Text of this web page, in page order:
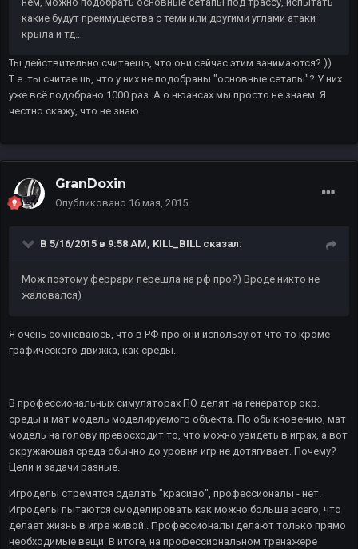
какие будут преимущества с теми или другими углами атаки
крыла и тд..
Ты действительно считаешь, что они сейчас этим занимаются? ))
Т.е. ты считаешь, что у них не подобраны "основные сетапы"? У них
уже всё подобрано 1000 раз. А о нюансах мы просто не знаем. Я
честно скажу, что не знаю.
GranDoxin
Опубликовано 16 мая, 2015
В 5/16/2015 в 9:58 AM, KILL_BILL сказал:
Мож поэтому феррари перешла на рф про?) Вроде никто не
жаловался)
Я очень сомневаюсь, что в РФ-про они используют что то кроме
графического движка, как среды.
В профессиональных симуляторах ПО делят на генератор окр.
среды и мат модель моделируемого объекта. По обыкновению, мат
модель на голову превосходит то, что можно увидеть в играх, а вот
окружающая среда обычно до уровня игр не дотягивает. Почему?
Цели и задачи разные.
Игроделы стремятся сделать "красиво", профессионалы - нет.
Игроделы пытаются смоделировать как можно больше всего, что
делает жизнь в игре живой.. Профессионалы делают только прямо
необходимые вещи. В итоге, на профессиональном тренажере